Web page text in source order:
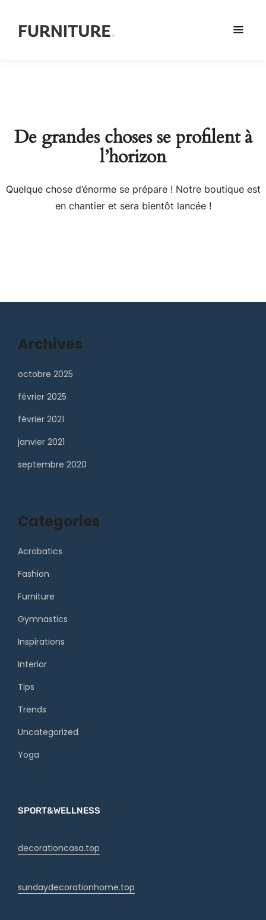
De grandes choses se profilent à
l’horizon
Quelque chose d’énorme se prépare ! Notre boutique est
en chantier et sera bientôt lancée !
Archives
octobre 2025
février 2025
février 2021
janvier 2021
septembre 2020
Categories
Acrobatics
Fashion
Furniture
Gymnastics
Inspirations
Interior
Tips
Trends
Uncategorized
Yoga
SPORT&WELLNESS
decorationcasa.top
sundaydecorationhome.top